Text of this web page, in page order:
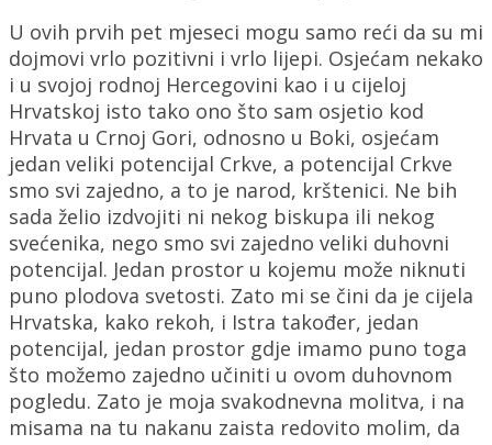
U ovih prvih pet mjeseci mogu samo reći da su mi
dojmovi vrlo pozitivni i vrlo lijepi. Osjećam nekako
i u svojoj rodnoj Hercegovini kao i u cijeloj
Hrvatskoj isto tako ono što sam osjetio kod
Hrvata u Crnoj Gori, odnosno u Boki, osjećam
jedan veliki potencijal Crkve, a potencijal Crkve
smo svi zajedno, a to je narod, krštenici. Ne bih
sada želio izdvojiti ni nekog biskupa ili nekog
svećenika, nego smo svi zajedno veliki duhovni
potencijal. Jedan prostor u kojemu može niknuti
puno plodova svetosti. Zato mi se čini da je cijela
Hrvatska, kako rekoh, i Istra također, jedan
potencijal, jedan prostor gdje imamo puno toga
što možemo zajedno učiniti u ovom duhovnom
pogledu. Zato je moja svakodnevna molitva, i na
misama na tu nakanu zaista redovito molim, da